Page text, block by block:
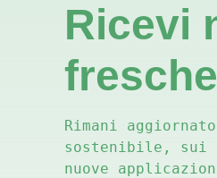
Ricevi
fresche
Rimani
sostenibile, sui
nuove